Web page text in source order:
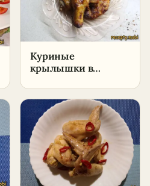
Куриные
крылышки в
глазури –
пошаговый рецепт
в домашних
условиях